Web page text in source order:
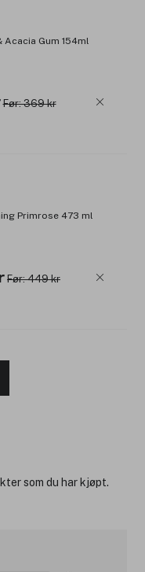
Gum 154ml
Før: 369 kr
Primrose 473 ml
Før: 449 kr
som du har kjøpt.